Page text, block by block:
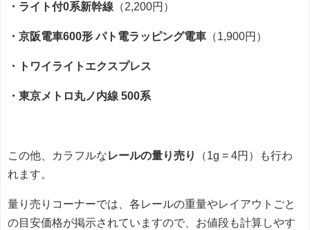
・ライト付0系新幹線 （2,200円）
・京阪電車600形 パト電ラッピング電車 （1,900円）
・トワイライトエクスプレス
・東京メトロ丸ノ内線 500系
この他、カラフルなレールの量り売り
（1g = 4円）も行わ
れます。
量り売りコーナーでは、各レールの重量やレイアウトごと
の目安価格が掲示されていますので、お値段も計算しやす